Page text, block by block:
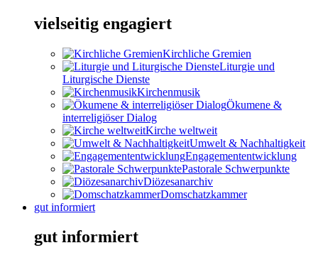
vielseitig engagiert
Kirchliche Gremien
Liturgie und
Liturgische Dienste
Kirchenmusik
Ökumene &
interreligiöser Dialog
Kirche weltweit
Umwelt & Nachhaltigkeit
Engagemententwicklung
Pastorale Schwerpunkte
Diözesanarchiv
Domschatzkammer
gut informiert
gut informiert